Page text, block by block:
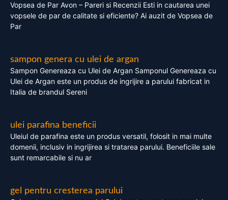
Vopsea de Par Avon – Pareri si Recenzii Esti in cautarea unei
vopsele de par de calitate si eficiente? Ai auzit de Vopsea de
Par
sampon genera cu ulei de argan
Sampon Genereaza cu Ulei de Argan Samponul Genereaza cu
Ulei de Argan este un produs de ingrijire a parului fabricat in
Italia de brandul Sereni
ulei parafina beneficii
Uleiul de parafina este un produs versatil, folosit in mai multe
domenii, inclusiv in ingrijirea si tratarea parului. Beneficiile sale
sunt remarcabile si nu ar
gel pentru cresterea parului